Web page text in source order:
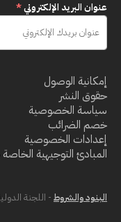
عنوان البريد الإلكتروني*
إمكانية الوصول
حقوق النشر
سياسة الخصوصية
خصم الضرائب
إعدادات الخصوصية
المبادئ التوجيهية
البنود والشروط - اللجنة الدولية